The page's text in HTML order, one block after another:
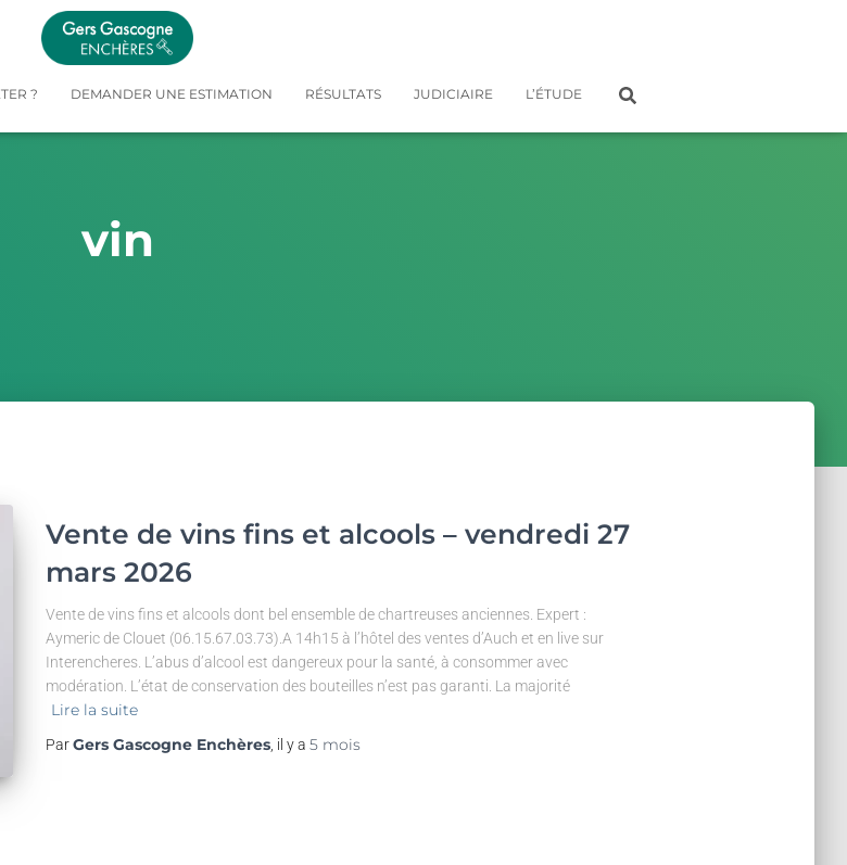
? DEMANDER UNE ESTIMATION RÉSULTATS JUDICIAIRE L’ÉTUDE
vin
Vente de vins fins et alcools – vendredi 27
mars 2026
Vente de vins fins et alcools dont bel ensemble de chartreuses anciennes. Expert :
Aymeric de Clouet (06.15.67.03.73).A 14h15 à l’hôtel des ventes d’Auch et en live sur
Interencheres. L’abus d’alcool est dangereux pour la santé, à consommer avec
modération. L’état de conservation des bouteilles n’est pas garanti. La majorité
Lire la suite
ParGers Gascogne Enchères, il y a 5 mois